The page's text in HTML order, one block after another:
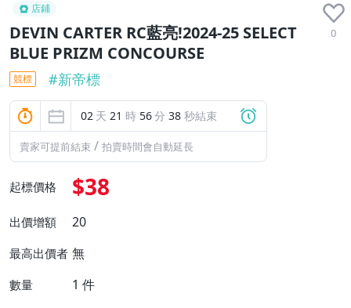
店鋪
DEVIN CARTER RC藍亮!2024-25 SELECT
BLUE PRIZM CONCOURSE
0
競標 #新帝標
02 天 21 時 56分 37 秒結束
賣家可提前結束 / 拍賣時間會自動延長
起標價格 $38
出價增額 20
最高出價者 無
數量 1 件